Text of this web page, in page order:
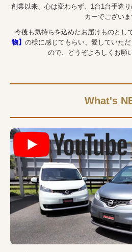
創業以来、心は変わらず、1台1台手造
カーでございま
今後も気持ちを込めたお届けものとし
物】 の様に感じてもらい、愛していた
ので、どうぞよろしくお願
What's